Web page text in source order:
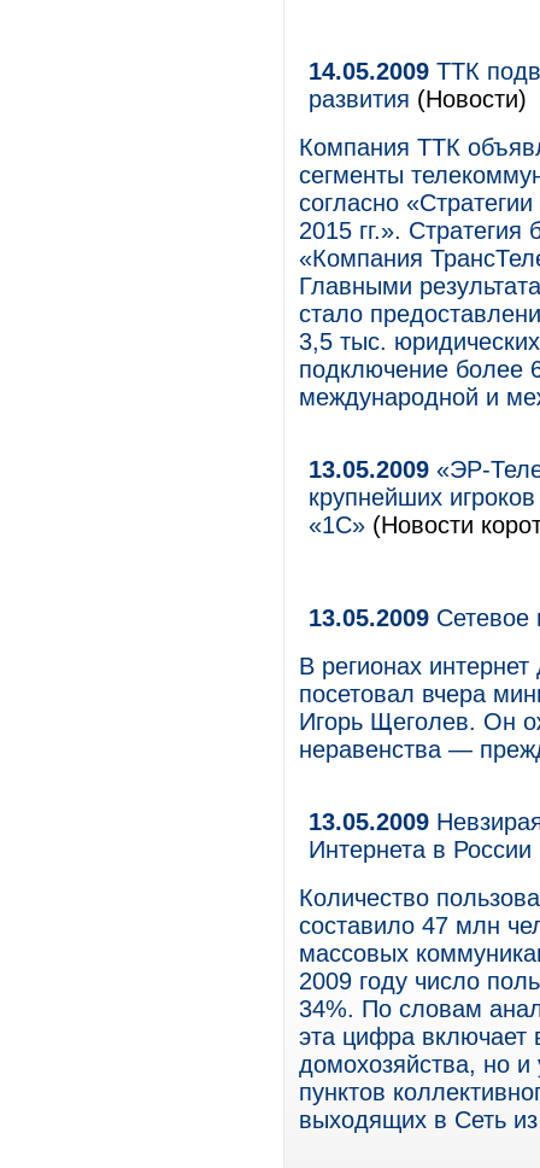
14.05.2009 ТТК
развития (Новости)
Компания ТТК
сегменты
согласно
2015 гг.».
«Компания
Главными
стало
3,5 тыс.
подключение более
международной и
13.05.2009 «ЭР-
крупнейших
«1C» (Новости
13.05.2009 Сетевое
В регионах
посетовал вчера
Игорь Щеголев. Он
неравенства —
13.05.2009
Интернета в
Количество
составило 47 млн
массовых
2009 году число
34%. По словам
эта цифра включает
домохозяйства, но и
пунктов
выходящих в Сеть